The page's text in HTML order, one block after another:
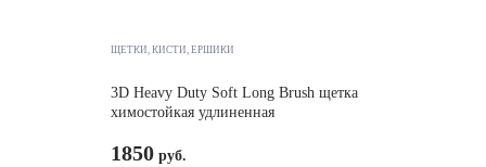
ЩЕТКИ, КИСТИ, ЁРШИКИ
3D Heavy Duty Soft Long Brush щетка
химостойкая удлиненная
1850